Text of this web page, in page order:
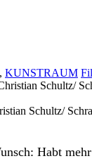
, KUNSTRAUM
Schultz/
Habt